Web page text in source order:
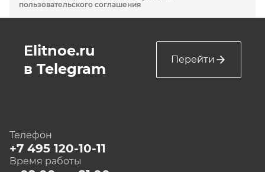
пользовательского соглашения
Elitnoe.ru
в Telegram
Перейти
Телефон
+7 495 120-10-11
Время работы